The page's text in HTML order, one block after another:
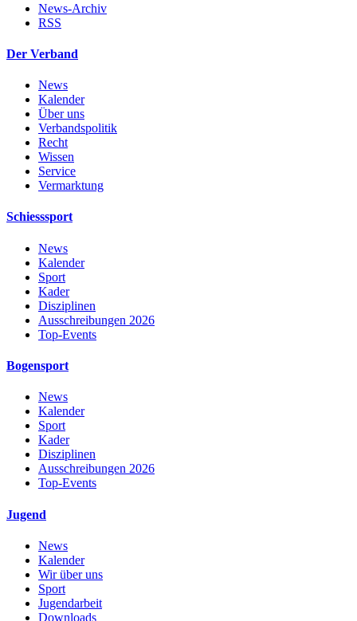
News-Archiv
RSS
Der Verband
News
Kalender
Über uns
Verbandspolitik
Recht
Wissen
Service
Vermarktung
Schiesssport
News
Kalender
Sport
Kader
Disziplinen
Ausschreibungen 2026
Top-Events
Bogensport
News
Kalender
Sport
Kader
Disziplinen
Ausschreibungen 2026
Top-Events
Jugend
News
Kalender
Wir über uns
Sport
Jugendarbeit
Downloads